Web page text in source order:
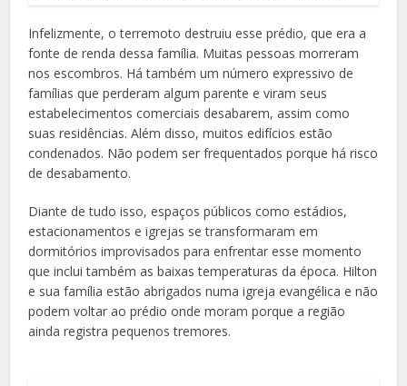
Infelizmente, o terremoto destruiu esse prédio, que era a
fonte de renda dessa família. Muitas pessoas morreram
nos escombros. Há também um número expressivo de
famílias que perderam algum parente e viram seus
estabelecimentos comerciais desabarem, assim como
suas residências. Além disso, muitos edifícios estão
condenados. Não podem ser frequentados porque há risco
de desabamento.
Diante de tudo isso, espaços públicos como estádios,
estacionamentos e igrejas se transformaram em
dormitórios improvisados para enfrentar esse momento
que inclui também as baixas temperaturas da época. Hilton
e sua família estão abrigados numa igreja evangélica e não
podem voltar ao prédio onde moram porque a região
ainda registra pequenos tremores.